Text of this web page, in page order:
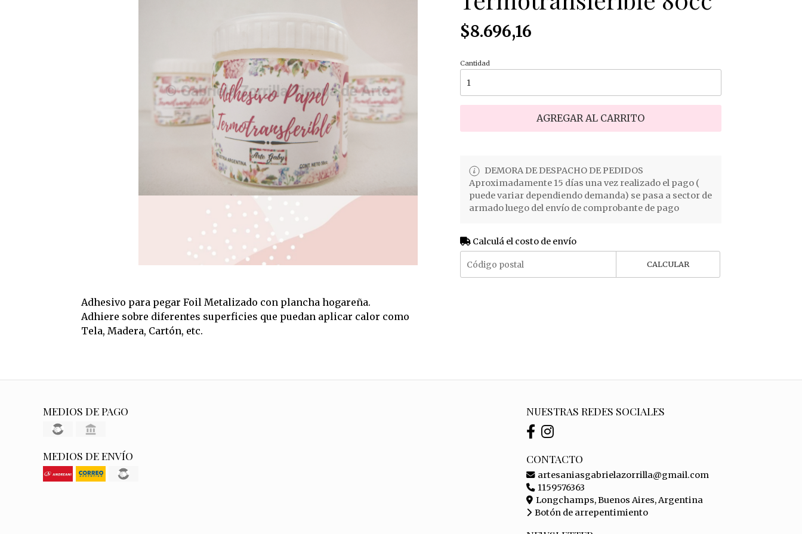
Adhesivo para pegar Foil Metalizado con plancha hogareña.
Adhiere sobre diferentes superficies que puedan aplicar calor como
Tela, Madera, Cartón, etc.
$8.696,16
Cantidad
AGREGAR AL CARRITO
DEMORA DE DESPACHO DE PEDIDOS
Aproximadamente 15 días una vez realizado el pago (
puede variar dependiendo demanda) se pasa a sector de
armado luego del envío de comprobante de pago
Calculá el costo de envío
CALCULAR
MEDIOS DE PAGO
MEDIOS DE ENVÍO
NUESTRAS REDES SOCIALES
CONTACTO
artesaniasgabrielazorrilla@gmail.com
1159576363
Longchamps, Buenos Aires, Argentina
Botón de arrepentimiento